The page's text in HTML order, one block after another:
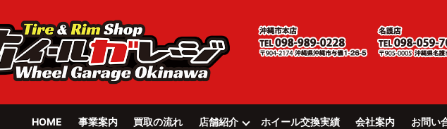
HOME 事業案内 買取の流れ 店舗紹介 ホイール交換実績 会社案内 お問い